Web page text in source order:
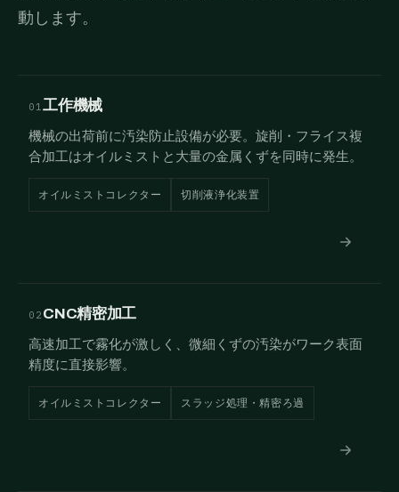
動します。
01工作機械
機械の出荷前に汚染防止設備が必要。旋削・フライス複
合加工はオイルミストと大量の金属くずを同時に発生。
オイルミストコレクター 切削液浄化装置
02CNC精密加工
高速加工で霧化が激しく、微細くずの汚染がワーク表面
精度に直接影響。
オイルミストコレクター スラッジ処理・精密ろ過